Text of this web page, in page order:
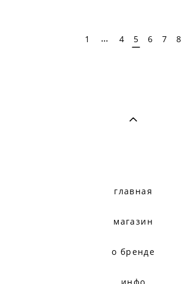
1 ... 4 5 6 7 8
главная
магазин
о бренде